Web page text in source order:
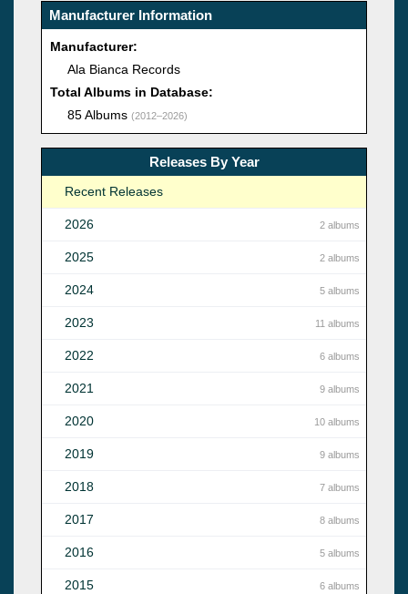
Manufacturer Information
Manufacturer:
Ala Bianca Records
Total Albums in Database:
85 Albums (2012–2026)
Releases By Year
Recent Releases
2026 2 albums
2025 2 albums
2024 5 albums
2023 11 albums
2022 6 albums
2021 9 albums
2020 10 albums
2019 9 albums
2018 7 albums
2017 8 albums
2016 5 albums
2015 6 albums